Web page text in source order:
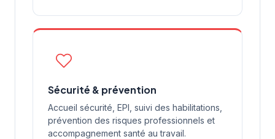
Sécurité & prévention
Accueil sécurité, EPI, suivi des habilitations,
prévention des risques professionnels et
accompagnement santé au travail.